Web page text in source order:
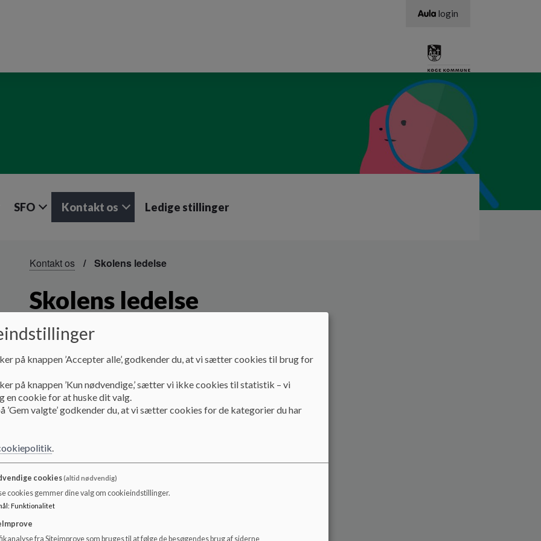
login
SFO Kontakt os Ledige stillinger
Kontakt os Skolens ledelse
Skolens ledelse
Skoleleder Tommy Brun Larsen
e-mail:tommy.brun.larsen@koege.dk
på knappen ’Accepter alle’, godkender du, at vi sætter cookies til brug for
på knappen ’Kun nødvendige,’ sætter vi ikke cookies til statistik – vi
en cookie for at huske dit valg.
’Gem valgte’ godkender du, at vi sætter cookies for de kategorier du har
.
cookies(altid nødvendig)
cookies gemmer dine valg om cookieindstillinger.
: Funktionalitet